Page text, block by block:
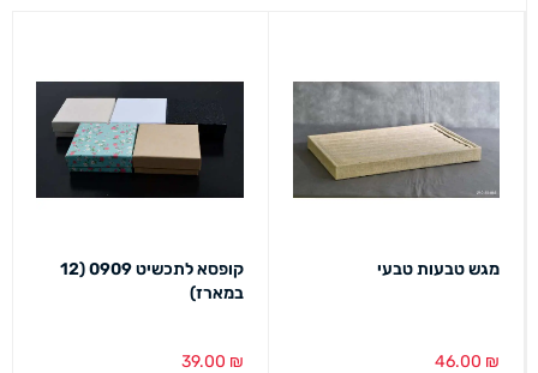
מגש טבעות טבעי
46.00 ₪
קופסא לתכשיט 0909 (12
במארז)
39.00 ₪